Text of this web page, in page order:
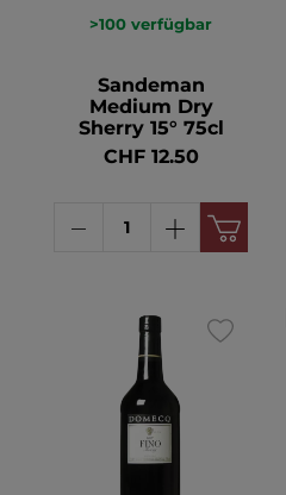
>100 verfügbar
Sandeman
Medium Dry
Sherry 15° 75cl
CHF 12.50